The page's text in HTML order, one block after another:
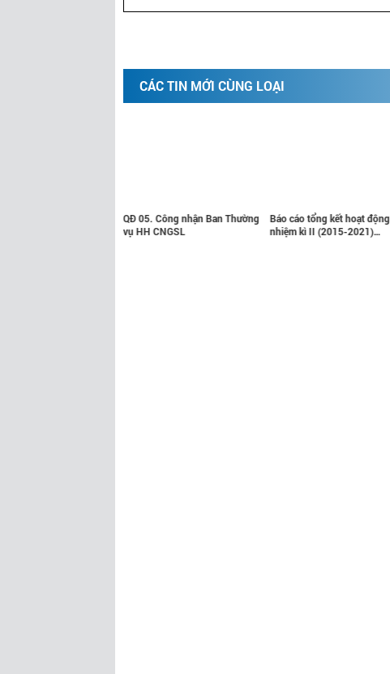
CÁC TIN MỚI CÙNG LOẠI
QĐ 05. Công nhận Ban Thường
vụ HH CNGSL
Báo cáo tổng kết hoạt động
nhiệm kì II (2015-2021)